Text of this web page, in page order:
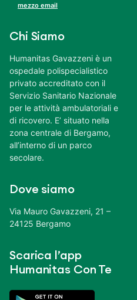
mezzo email
Chi Siamo
Humanitas Gavazzeni è un
ospedale polispecialistico
privato accreditato con il
Servizio Sanitario Nazionale
per le attività ambulatoriali e
di ricovero. E’ situato nella
zona centrale di Bergamo,
all’interno di un parco
secolare.
Dove siamo
Via Mauro Gavazzeni, 21 –
24125 Bergamo
Scarica l’app
Humanitas Con Te